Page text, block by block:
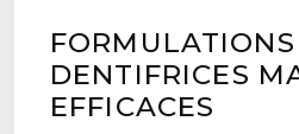
DENTIFRICES
EFFICACES